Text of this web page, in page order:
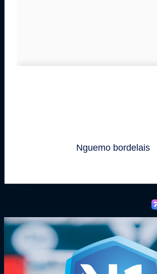
Nguemo bordelais